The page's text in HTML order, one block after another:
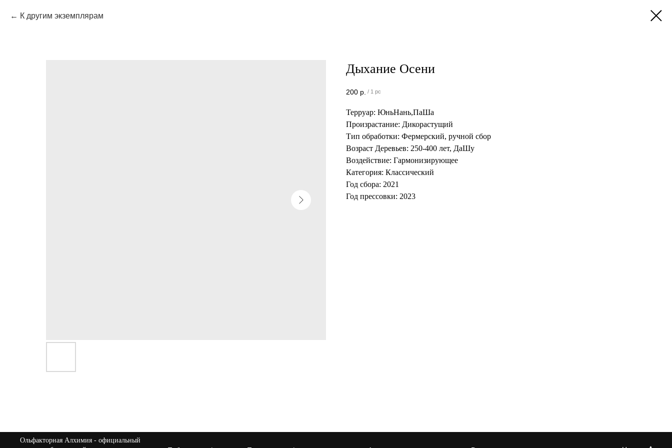
К другим экземплярам
Дыхание Осени
200 р. / 1 pc
Терруар: ЮньНань,ПаШа
Произрастание: Дикорастущий
Тип обработки: Фермерский, ручной сбор
Возраст Деревьев: 250-400 лет, ДаШу
Воздействие: Гармонизирующее
Категория: Классический
Год сбора: 2021
Год прессовки: 2023
Ольфакторная Алхимия - официальный